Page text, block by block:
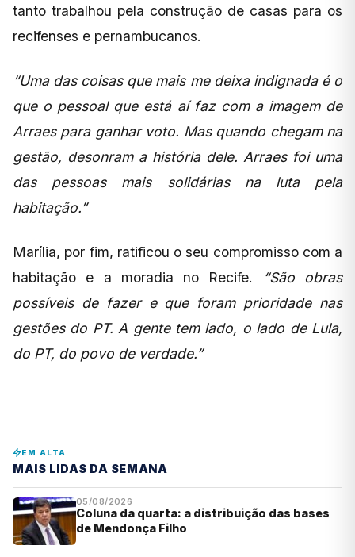
tanto trabalhou pela construção de casas para os
recifenses e pernambucanos.
“Uma das coisas que mais me deixa indignada é o
que o pessoal que está aí faz com a imagem de
Arraes para ganhar voto. Mas quando chegam na
gestão, desonram a história dele. Arraes foi uma
das pessoas mais solidárias na luta pela
habitação.”
Marília, por fim, ratificou o seu compromisso com a
habitação e a moradia no Recife.
“São obras
possíveis de fazer e que foram prioridade nas
gestões do PT. A gente tem lado, o lado de Lula,
do PT, do povo de verdade.”
EM ALTA
MAIS LIDAS DA SEMANA
05/08/2026
Coluna da quarta: a distribuição das bases
de Mendonça Filho